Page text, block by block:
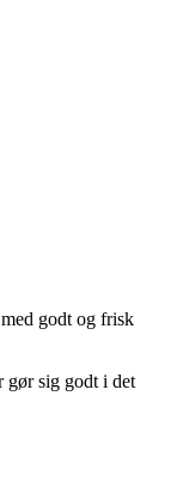
godt og frisk
gør sig godt i det